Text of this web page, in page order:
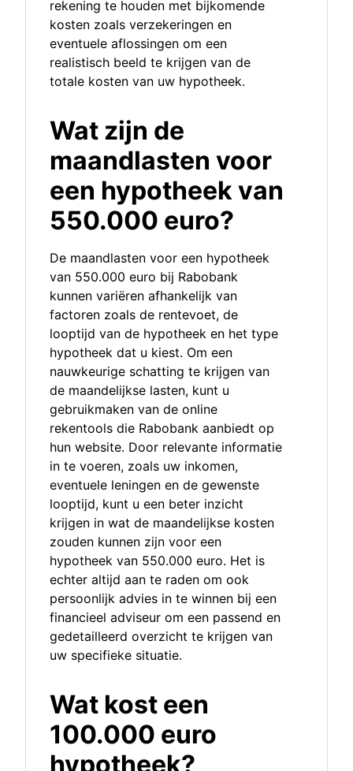
rekening te houden met bijkomende
kosten zoals verzekeringen en
eventuele aflossingen om een
realistisch beeld te krijgen van de
totale kosten van uw hypotheek.
Wat zijn de
maandlasten voor
een hypotheek van
550.000 euro?
De maandlasten voor een hypotheek
van 550.000 euro bij Rabobank
kunnen variëren afhankelijk van
factoren zoals de rentevoet, de
looptijd van de hypotheek en het type
hypotheek dat u kiest. Om een
nauwkeurige schatting te krijgen van
de maandelijkse lasten, kunt u
gebruikmaken van de online
rekentools die Rabobank aanbiedt op
hun website. Door relevante informatie
in te voeren, zoals uw inkomen,
eventuele leningen en de gewenste
looptijd, kunt u een beter inzicht
krijgen in wat de maandelijkse kosten
zouden kunnen zijn voor een
hypotheek van 550.000 euro. Het is
echter altijd aan te raden om ook
persoonlijk advies in te winnen bij een
financieel adviseur om een passend en
gedetailleerd overzicht te krijgen van
uw specifieke situatie.
Wat kost een
100.000 euro
hypotheek?